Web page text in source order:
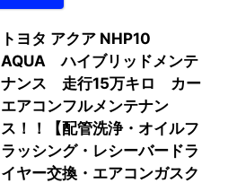
トヨタ アクア NHP10
AQUA ハイブリッドメンテ
ナンス 走行15万キロ カー
エアコンフルメンテナン
ス！！【配管洗浄・オイルフ
ラッシング・レシーバードラ
イヤー交換・エアコンガスク